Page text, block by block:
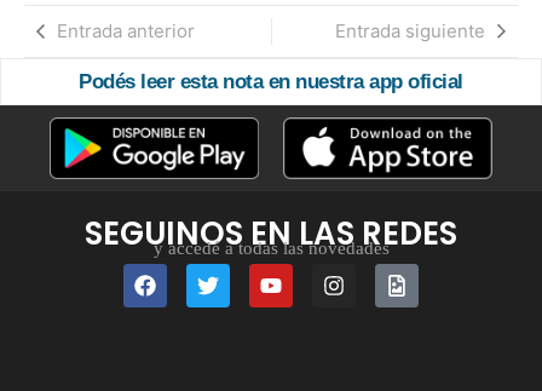
Entrada anterior Entrada siguiente
Podés leer esta nota en nuestra app oficial
SEGUINOS EN LAS REDES
y accedé a todas las novedades